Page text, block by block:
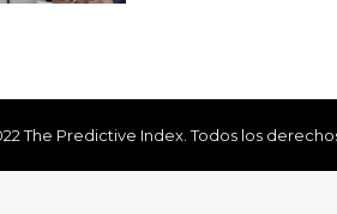
The Predictive Index. Todos los